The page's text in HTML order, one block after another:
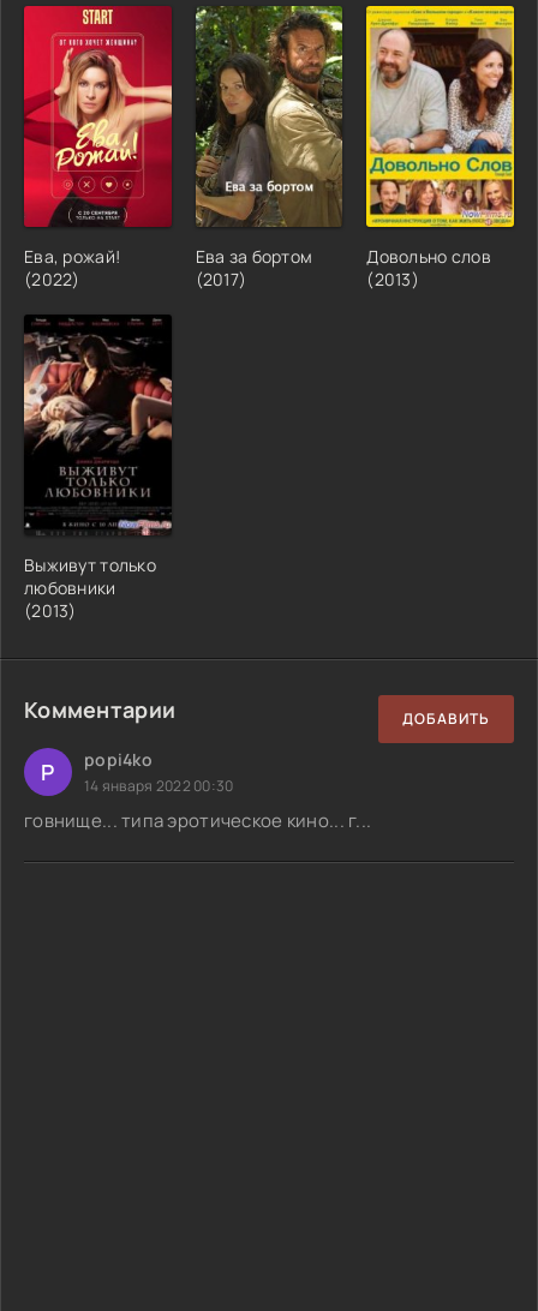
Ева, рожай!
(2022)
Ева за бортом
(2017)
Довольно слов
(2013)
Выживут только
любовники
(2013)
Комментарии ДОБАВИТЬ
P popi4ko
14 января 2022 00:30
говнище... типа эротическое кино... г...